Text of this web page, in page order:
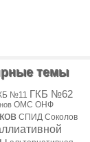
темы
№11 ГКБ №62
ОМС ОНФ
СПИД Соколов